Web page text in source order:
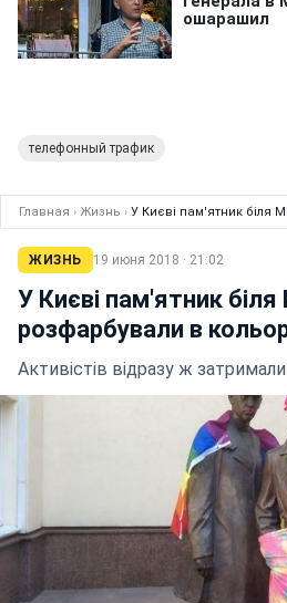
телефонный трафик
Главная › Жизнь › У Києві пам'ятник біля
ЖИЗНЬ 19 июня 2018 · 21:02
У Києві пам'ятник
розфарбували в
Активістів відразу ж затримали